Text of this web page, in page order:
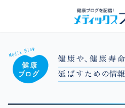
メディックスブログ｜株式会